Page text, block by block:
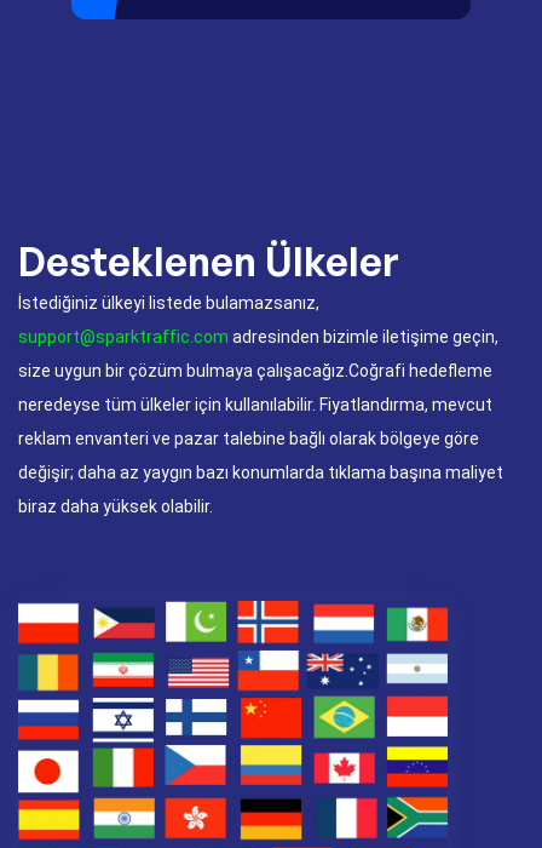
Desteklenen Ülkeler
İstediğiniz ülkeyi listede bulamazsanız,
support@sparktraffic.com adresinden bizimle iletişime geçin,
size uygun bir çözüm bulmaya çalışacağız.Coğrafi hedefleme
neredeyse tüm ülkeler için kullanılabilir. Fiyatlandırma, mevcut
reklam envanteri ve pazar talebine bağlı olarak bölgeye göre
değişir; daha az yaygın bazı konumlarda tıklama başına maliyet
biraz daha yüksek olabilir.